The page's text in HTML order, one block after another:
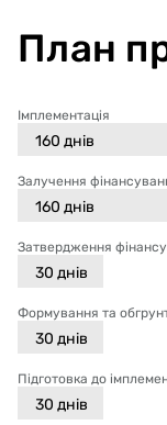
План
Імплементація
160 днів
Залучення
160 днів
Затвердження
30 днів
Формування та
30 днів
Підготовка до
30 днів